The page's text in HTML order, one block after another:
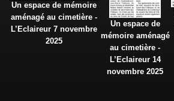
Un espace de mémoire
aménagé au cimetière -
L’Eclaireur 7 novembre
2025
Un espace de
mémoire aménagé
au cimetière -
L’Eclaireur 14
novembre 2025